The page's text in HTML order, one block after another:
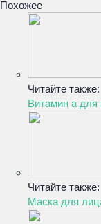
Похожее
Читайте также:
Витамин а для
Читайте также:
Маска для